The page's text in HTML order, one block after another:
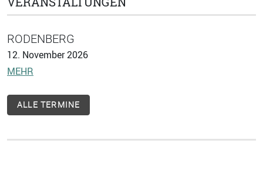
RODENBERG
12. November 2026
MEHR
ALLE TERMINE